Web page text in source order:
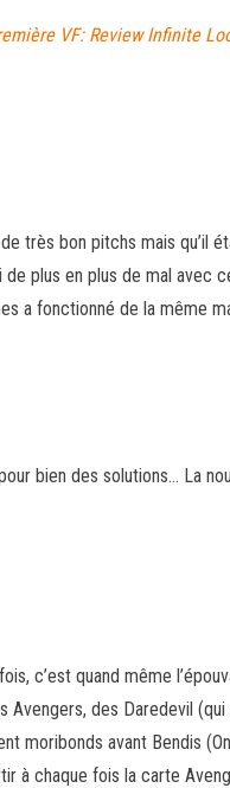
VF: Review Infinite
très bon pitchs mais qu’il
plus en plus de mal avec
a fonctionné de la même
bien des solutions… La
c’est quand même
Avengers, des Daredevil
moribonds avant Bendis
à chaque fois la carte